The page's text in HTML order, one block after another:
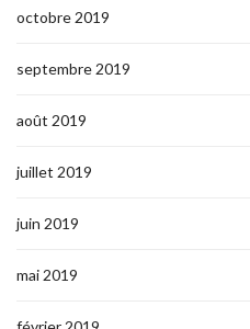
octobre 2019
septembre 2019
août 2019
juillet 2019
juin 2019
mai 2019